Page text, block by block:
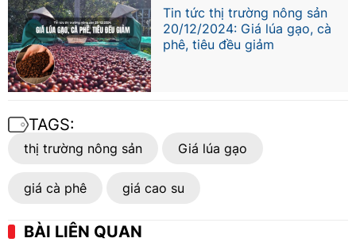
Tin tức thị trường nông sản
20/12/2024: Giá lúa gạo, cà
phê, tiêu đều giảm
TAGS:
thị trường nông sản Giá lúa gạo
giá cà phê giá cao su
BÀI LIÊN QUAN